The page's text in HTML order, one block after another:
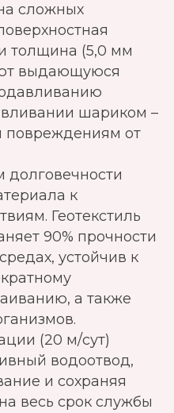
сложных
толщина (5,0 мм
выдающуюся
шариком –
повреждениям от
к
Геотекстиль
90% прочности
устойчив к
а также
(20 м/сут)
водоотвод,
и сохраняя
весь срок службы